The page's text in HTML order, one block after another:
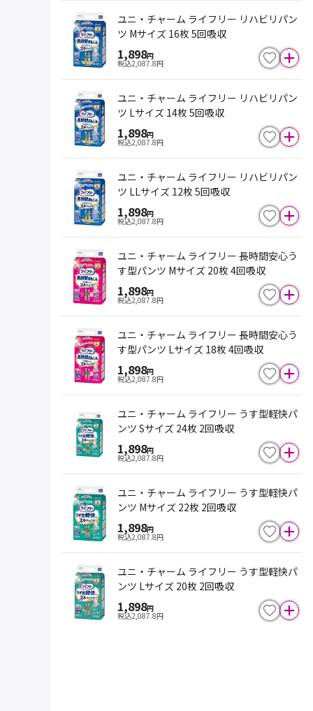
ユニ・チャーム ライフリー リハビリパン
ツ Mサイズ 16枚 5回吸収
1,898円
税込2,087.8円
ユニ・チャーム ライフリー リハビリパン
ツ Lサイズ 14枚 5回吸収
1,898円
税込2,087.8円
ユニ・チャーム ライフリー リハビリパン
ツ LLサイズ 12枚 5回吸収
1,898円
税込2,087.8円
ユニ・チャーム ライフリー 長時間安心う
す型パンツ Mサイズ 20枚 4回吸収
1,898円
税込2,087.8円
ユニ・チャーム ライフリー 長時間安心う
す型パンツ Lサイズ 18枚 4回吸収
1,898円
税込2,087.8円
ユニ・チャーム ライフリー うす型軽快パ
ンツ Sサイズ 24枚 2回吸収
1,898円
税込2,087.8円
ユニ・チャーム ライフリー うす型軽快パ
ンツ Mサイズ 22枚 2回吸収
1,898円
税込2,087.8円
ユニ・チャーム ライフリー うす型軽快パ
ンツ Lサイズ 20枚 2回吸収
1,898円
税込2,087.8円